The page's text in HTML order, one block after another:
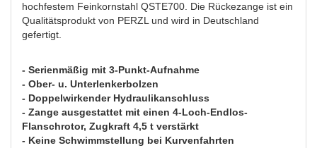
hochfestem Feinkornstahl QSTE700. Die Rückezange ist ein
Qualitätsprodukt von PERZL und wird in Deutschland
gefertigt.
- Serienmäßig mit 3-Punkt-Aufnahme
- Ober- u. Unterlenkerbolzen
- Doppelwirkender Hydraulikanschluss
- Zange ausgestattet mit einen 4-Loch-Endlos-
Flanschrotor, Zugkraft 4,5 t verstärkt
- Keine Schwimmstellung bei Kurvenfahrten